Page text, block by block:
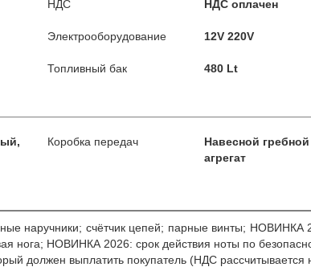
НДС НДС оплачен
Электрооборудование 12V 220V
Топливный бак 480 Lt
Коробка передач
Навесной гребной
агрегат
наручники; счётчик цепей; парные винты;
нога; НОВИНКА 2026: срок действия ноты по
должен выплатить покупатель (НДС